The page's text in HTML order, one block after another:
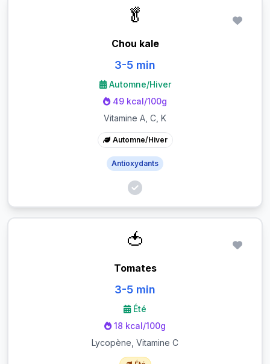
🥬
Chou kale
3-5 min
Automne/Hiver
49 kcal/100g
Vitamine A, C, K
Automne/Hiver
Antioxydants
🍅
Tomates
3-5 min
Été
18 kcal/100g
Lycopène, Vitamine C